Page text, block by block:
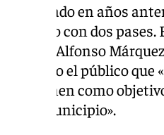
cosechado en años
horario con dos
horas». Alfonso
todo el público
que tienen como
del municipio».